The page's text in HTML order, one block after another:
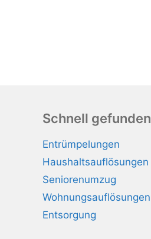
Schnell gefunden
Entrümpelungen
Haushaltsauflösungen
Seniorenumzug
Wohnungsauflösungen
Entsorgung